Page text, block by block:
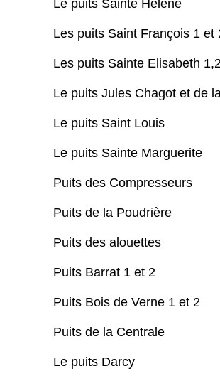
Le puits Sainte Hélène
Les puits Saint François 1 et
Les puits Sainte Elisabeth
Le puits Jules Chagot et de
Le puits Saint Louis
Le puits Sainte Marguerite
Puits des Compresseurs
Puits de la Poudrière
Puits des alouettes
Puits Barrat 1 et 2
Puits Bois de Verne 1 et 2
Puits de la Centrale
Le puits Darcy